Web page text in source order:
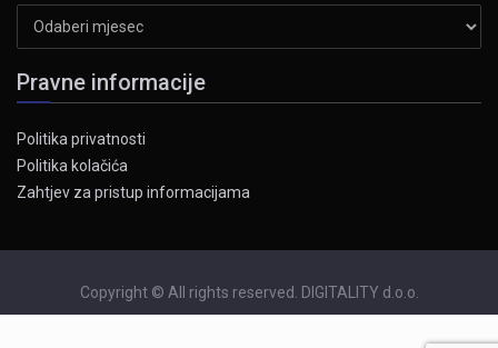
Pravne informacije
Politika privatnosti
Politika kolačića
Zahtjev za pristup informacijama
Copyright © All rights reserved. DIGITALITY d.o.o.